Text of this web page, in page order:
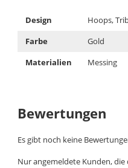
Design
Hoops,
Farbe
Gold
Materialien
Messing
Bewertungen
Es gibt noch keine
Nur angemeldete Kunden,